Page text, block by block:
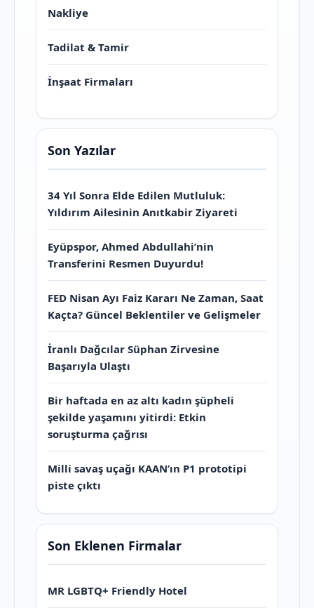
Nakliye
Tadilat & Tamir
İnşaat Firmaları
Son Yazılar
34 Yıl Sonra Elde Edilen Mutluluk:
Yıldırım Ailesinin Anıtkabir Ziyareti
Eyüpspor, Ahmed Abdullahi’nin
Transferini Resmen Duyurdu!
FED Nisan Ayı Faiz Kararı Ne Zaman, Saat
Kaçta? Güncel Beklentiler ve Gelişmeler
İranlı Dağcılar Süphan Zirvesine
Başarıyla Ulaştı
Bir haftada en az altı kadın şüpheli
şekilde yaşamını yitirdi: Etkin
soruşturma çağrısı
Milli savaş uçağı KAAN’ın P1 prototipi
piste çıktı
Son Eklenen Firmalar
MR LGBTQ+ Friendly Hotel